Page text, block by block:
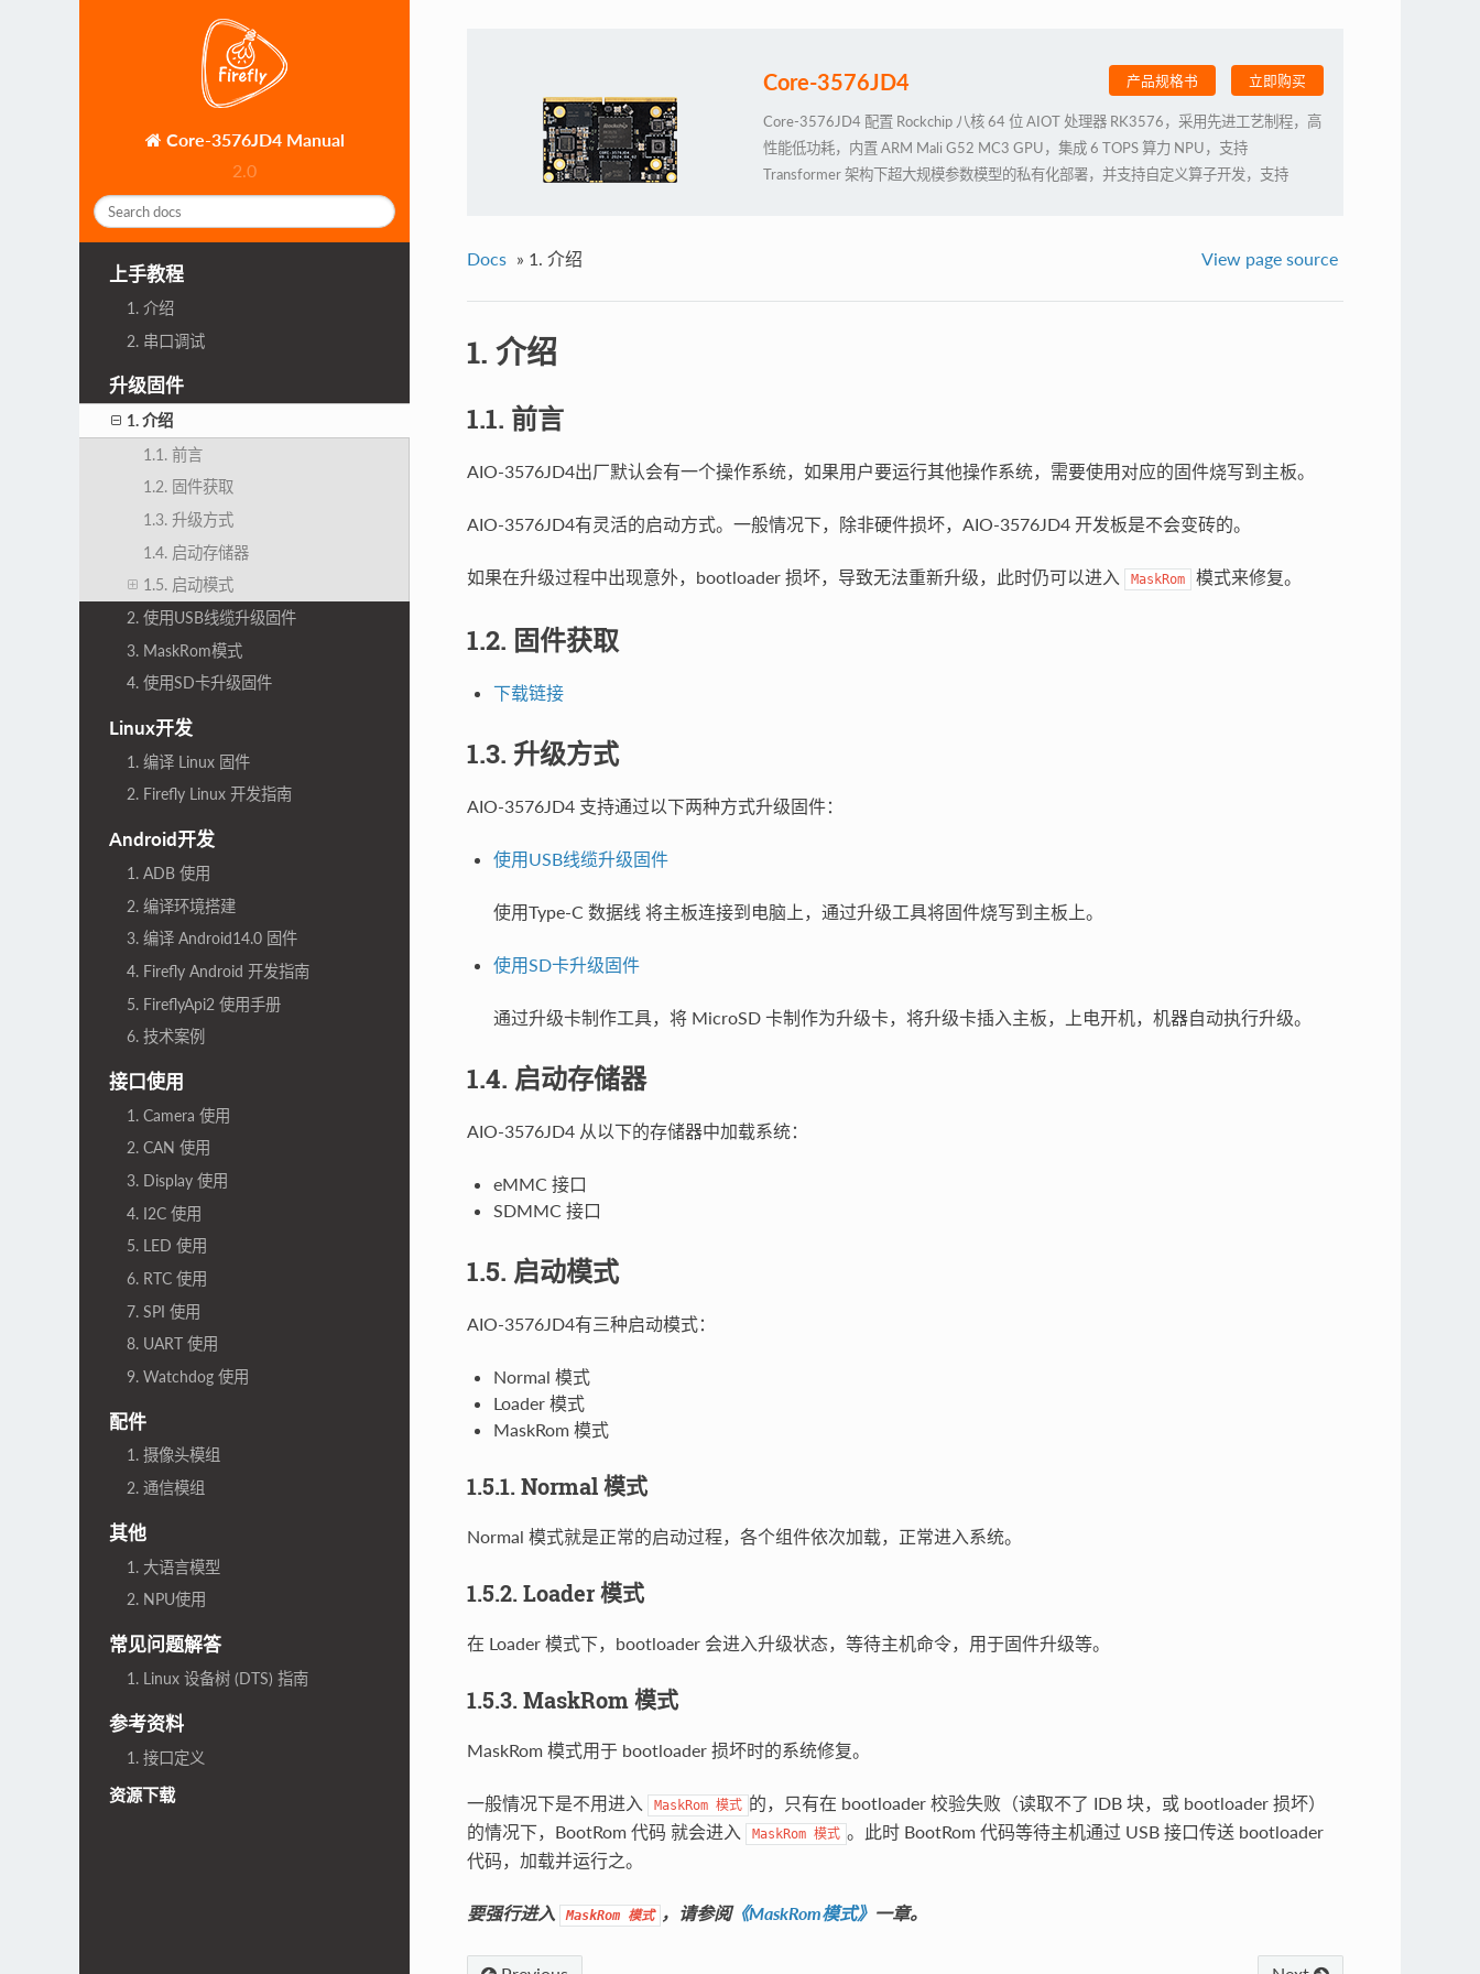
Core-3576JD4 Manual
2.0
上手教程
1. 介绍
2. 串口调试
升级固件
1. 介绍
1.1. 前言
1.2. 固件获取
1.3. 升级方式
1.4. 启动存储器
1.5. 启动模式
2. 使用USB线缆升级固件
3. MaskRom模式
4. 使用SD卡升级固件
Linux开发
1. 编译 Linux 固件
2. Firefly Linux 开发指南
Android开发
1. ADB 使用
2. 编译环境搭建
3. 编译 Android14.0 固件
4. Firefly Android 开发指南
5. FireflyApi2 使用手册
6. 技术案例
接口使用
1. Camera 使用
2. CAN 使用
3. Display 使用
4. I2C 使用
5. LED 使用
6. RTC 使用
7. SPI 使用
8. UART 使用
9. Watchdog 使用
配件
1. 摄像头模组
2. 通信模组
其他
1. 大语言模型
2. NPU使用
常见问题解答
1. Linux 设备树 (DTS) 指南
参考资料
1. 接口定义
资源下载
Core-3576JD4 产品规格书 立即购买
Core-3576JD4 配置 Rockchip 八核 64 位 AIOT 处理器 RK3576，采用先进工艺制程，高
性能低功耗，内置 ARM Mali G52 MC3 GPU，集成 6 TOPS 算力 NPU，支持
Transformer 架构下超大规模参数模型的私有化部署，并支持自定义算子开发，支持
Docs » 1. 介绍 View page source
1. 介绍
1.1. 前言
AIO-3576JD4出厂默认会有一个操作系统，如果用户要运行其他操作系统，需要使用对应的固件烧写到主板。
AIO-3576JD4有灵活的启动方式。一般情况下，除非硬件损坏，AIO-3576JD4 开发板是不会变砖的。
如果在升级过程中出现意外，bootloader 损坏，导致无法重新升级，此时仍可以进入 MaskRom 模式来修复。
1.2. 固件获取
下载链接
1.3. 升级方式
AIO-3576JD4 支持通过以下两种方式升级固件：
使用USB线缆升级固件
使用Type-C 数据线 将主板连接到电脑上，通过升级工具将固件烧写到主板上。
使用SD卡升级固件
通过升级卡制作工具，将 MicroSD 卡制作为升级卡，将升级卡插入主板，上电开机，机器自动执行升级。
1.4. 启动存储器
AIO-3576JD4 从以下的存储器中加载系统：
eMMC 接口
SDMMC 接口
1.5. 启动模式
AIO-3576JD4有三种启动模式：
Normal 模式
Loader 模式
MaskRom 模式
1.5.1. Normal 模式
Normal 模式就是正常的启动过程，各个组件依次加载，正常进入系统。
1.5.2. Loader 模式
在 Loader 模式下，bootloader 会进入升级状态，等待主机命令，用于固件升级等。
1.5.3. MaskRom 模式
MaskRom 模式用于 bootloader 损坏时的系统修复。
一般情况下是不用进入 MaskRom 模式 的，只有在 bootloader 校验失败（读取不了 IDB 块，或 bootloader 损坏）
的情况下，BootRom 代码 就会进入
MaskRom 模式 。此时 BootRom 代码等待主机通过 USB 接口传送 bootloader
代码，加载并运行之。
要强行进入 MaskRom 模式 ，请参阅《MaskRom模式》 一章。